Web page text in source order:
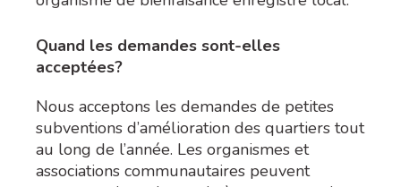
Quand les demandes sont-elles
acceptées?
Nous acceptons les demandes de petites
subventions d’amélioration des quartiers tout
au long de l’année. Les organismes et
associations communautaires peuvent